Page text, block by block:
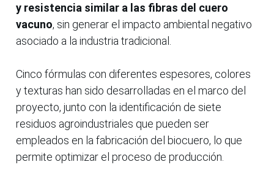
y resistencia similar a las fibras del cuero
vacuno, sin generar el impacto ambiental negativo
asociado a la industria tradicional.
Cinco fórmulas con diferentes espesores, colores
y texturas han sido desarrolladas en el marco del
proyecto, junto con la identificación de siete
residuos agroindustriales que pueden ser
empleados en la fabricación del biocuero, lo que
permite optimizar el proceso de producción.